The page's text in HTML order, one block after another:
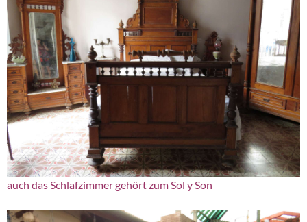
auch das Schlafzimmer gehört zum Sol y Son